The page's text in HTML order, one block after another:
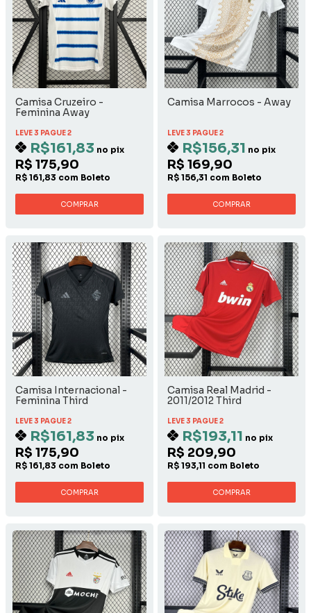
Camisa Cruzeiro -
Feminina Away
LEVE 3 PAGUE 2
R$161,83 no pix
R$ 175,90
R$ 161,83 com Boleto
COMPRAR
Camisa Marrocos - Away
LEVE 3 PAGUE 2
R$156,31 no pix
R$ 169,90
R$ 156,31 com Boleto
COMPRAR
Camisa Internacional -
Feminina Third
LEVE 3 PAGUE 2
R$161,83 no pix
R$ 175,90
R$ 161,83 com Boleto
COMPRAR
Camisa Real Madrid -
2011/2012 Third
LEVE 3 PAGUE 2
R$193,11 no pix
R$ 209,90
R$ 193,11 com Boleto
COMPRAR